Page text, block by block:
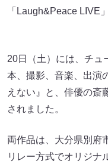
「Laugh&Peace LIVE
20日（土）には、チュ
本、撮影、音楽、出演
えない』と、俳優の斎
されました。
両作品は、大分県別府
リレー方式でオリジナ